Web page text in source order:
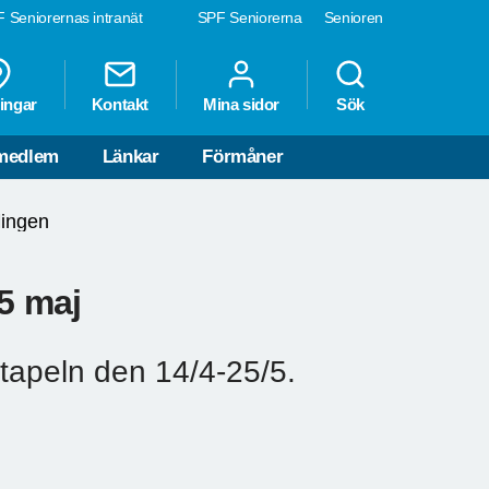
SPF Seniorerna Senioren
Seniorernas intranät
Kontakt Mina sidor Sök
Länkar Förmåner
maj
den 14/4-25/5.